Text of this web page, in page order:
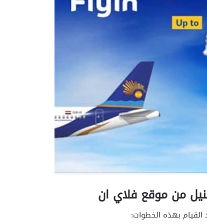
من موقع فلاي ان
بهذه الخطوات: